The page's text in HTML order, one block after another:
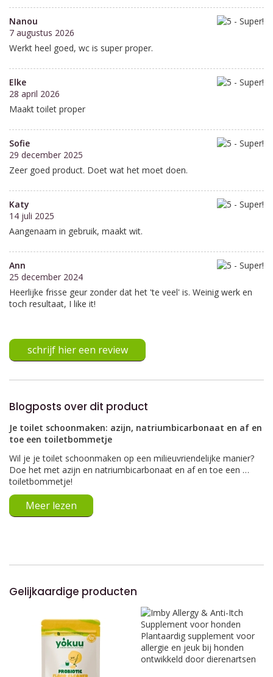
Nanou
7 augustus 2026
Werkt heel goed, wc is super proper.
Elke
28 april 2026
Maakt toilet proper
Sofie
29 december 2025
Zeer goed product. Doet wat het moet doen.
Katy
14 juli 2025
Aangenaam in gebruik, maakt wit.
Ann
25 december 2024
Heerlijke frisse geur zonder dat het 'te veel' is. Weinig werk en
toch resultaat, I like it!
schrijf hier een review
Blogposts over dit product
Je toilet schoonmaken: azijn, natriumbicarbonaat en af en
toe een toiletbommetje
Wil je je toilet schoonmaken op een milieuvriendelijke manier?
Doe het met azijn en natriumbicarbonaat en af en toe een …
toiletbommetje!
Meer lezen
Gelijkaardige producten